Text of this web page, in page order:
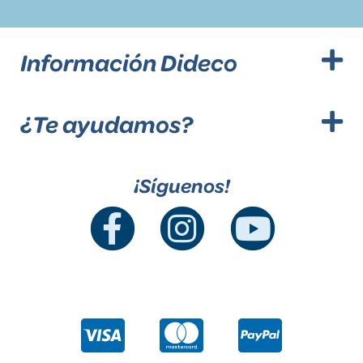
Información Dideco
¿Te ayudamos?
¡Síguenos!